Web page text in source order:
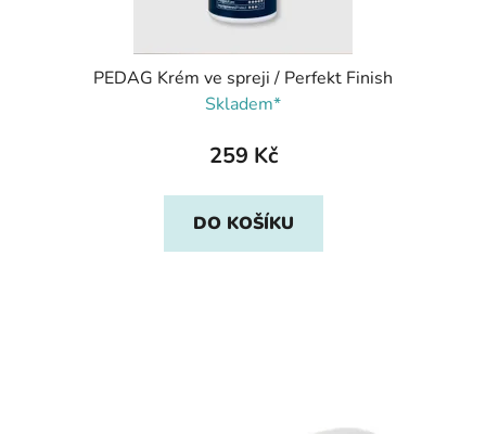
PEDAG Krém ve spreji / Perfekt Finish
Skladem*
259 Kč
DO KOŠÍKU